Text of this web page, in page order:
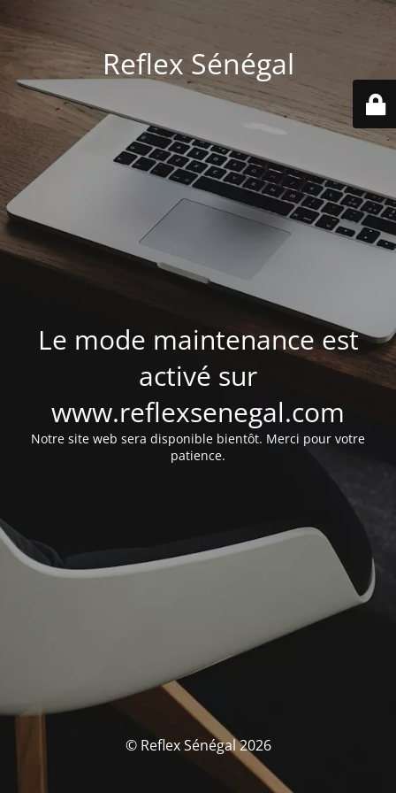
Reflex Sénégal
Le mode maintenance est
activé sur
www.reflexsenegal.com
Notre site web sera disponible bientôt. Merci pour votre
patience.
© Reflex Sénégal 2026